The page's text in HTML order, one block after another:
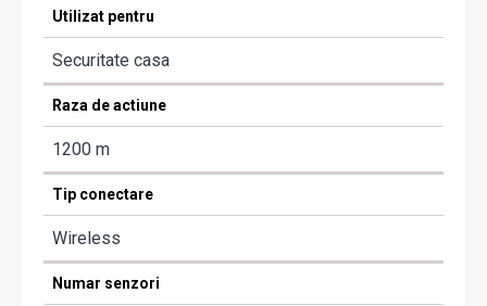
Utilizat pentru
Securitate casa
Raza de actiune
1200 m
Tip conectare
Wireless
Numar senzori